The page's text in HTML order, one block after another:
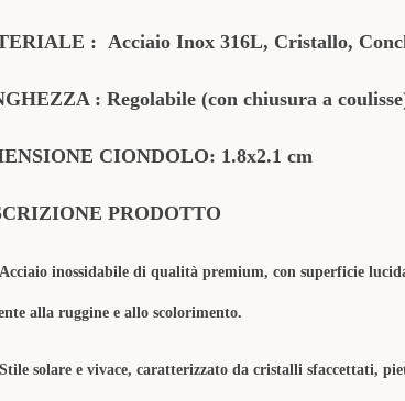
: Acciaio Inox 316L, Cristallo,
: Regolabile (con chiusura a
CIONDOLO: 1.8x2.1 cm
PRODOTTO
Acciaio inossidabile di qualità premium, con superficie
alla ruggine e allo scolorimento.
Stile solare e vivace, caratterizzato da cristalli sfaccettati,